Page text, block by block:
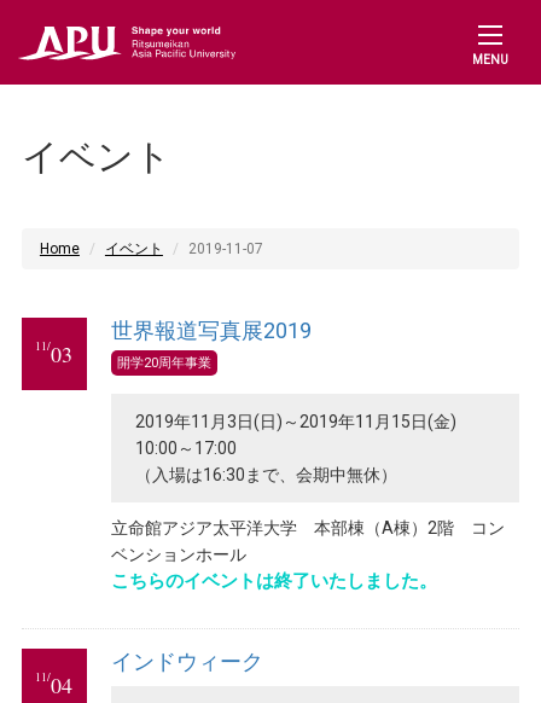
MENU
イベント
Home イベント 2019-11-07
11/03
世界報道写真展2019
開学20周年事業
2019年11月3日(日)～2019年11月15日(金)
10:00～17:00
（入場は16:30まで、会期中無休）
立命館アジア太平洋大学 本部棟（A棟）2階 コン
ベンションホール
こちらのイベントは終了いたしました。
11/04
インドウィーク